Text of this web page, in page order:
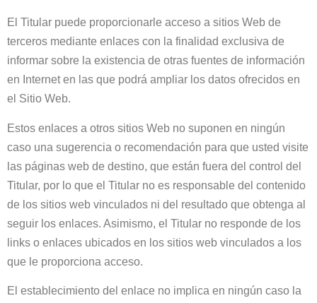
El Titular puede proporcionarle acceso a sitios Web de
terceros mediante enlaces con la finalidad exclusiva de
informar sobre la existencia de otras fuentes de información
en Internet en las que podrá ampliar los datos ofrecidos en
el Sitio Web.
Estos enlaces a otros sitios Web no suponen en ningún
caso una sugerencia o recomendación para que usted visite
las páginas web de destino, que están fuera del control del
Titular, por lo que el Titular no es responsable del contenido
de los sitios web vinculados ni del resultado que obtenga al
seguir los enlaces. Asimismo, el Titular no responde de los
links o enlaces ubicados en los sitios web vinculados a los
que le proporciona acceso.
El establecimiento del enlace no implica en ningún caso la